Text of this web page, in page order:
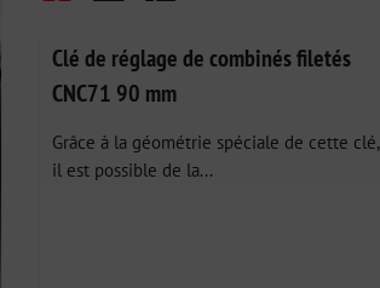
Clé de réglage de combinés filetés
CNC71 90 mm
Grâce à la géométrie spéciale de cette clé,
il est possible de la...